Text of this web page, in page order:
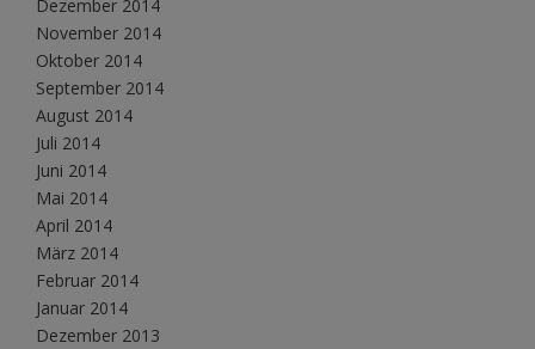
Dezember 2014
November 2014
Oktober 2014
September 2014
August 2014
Juli 2014
Juni 2014
Mai 2014
April 2014
März 2014
Februar 2014
Januar 2014
Dezember 2013